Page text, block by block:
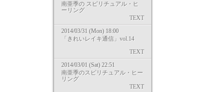
南亜季の スピリチュアル・ヒ
ーリング
TEXT
2014/03/31 (Mon) 18:00
「きれいレイキ通信」vol.14
TEXT
2014/03/01 (Sat) 22:51
南亜季のスピリチュアル・ヒー
リング
TEXT